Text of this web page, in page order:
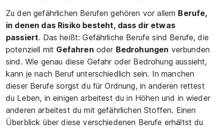
Zu den gefährlichen Berufen gehören vor allem Berufe,
in denen das Risiko besteht, dass dir etwas
passiert. Das heißt: Gefährliche Berufe sind Berufe, die
potenziell mit Gefahren oder Bedrohungen verbunden
sind. Wie genau diese Gefahr oder Bedrohung aussieht,
kann je nach Beruf unterschiedlich sein. In manchen
dieser Berufe sorgst du für Ordnung, in anderen rettest
du Leben, in einigen arbeitest du in Höhen und in wieder
anderen arbeitest du mit gefährlichen Stoffen. Einen
Überblick über diese verschiedenen Berufe erhältst du